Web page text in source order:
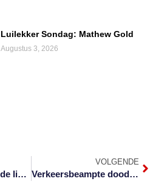
Luilekker Sondag: Mathew Gold
Augustus 3, 2026
Gedeeltelik ontbinde liggaam in Tonga ontdek
VOLGENDE
Verkeersbeampte dood na vragmotor hom op N4 tref